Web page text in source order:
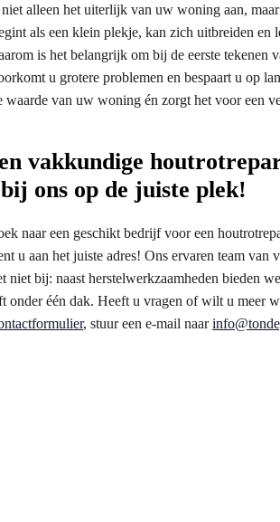
alleen het uiterlijk van uw woning aan,
als een klein plekje, kan zich uitbreiden en
is het belangrijk om bij de eerste tekenen
u grotere problemen en bespaart u op
waarde van uw woning én zorgt het voor een
vakkundige
ons op de juiste plek!
naar een geschikt bedrijf voor een
u aan het juiste adres! Ons ervaren team
niet bij: naast herstelwerkzaamheden bieden
onder één dak. Heeft u vragen of wilt u meer
, stuur een e-mail naar